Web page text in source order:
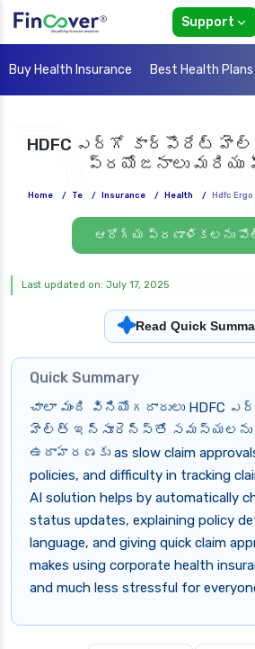
Support
Buy Health Insurance Best Health
HDFC ఎర్గో కార్పొరేట్
ప్రయోజనాలు మరియు
Home / Te / Insurance / Health / Hdfc
ఆరోగ్య ప్రణాళికలను
Last updated on: July 17, 2025
✦Read Quick
Quick Summary
చాలా మంది వినియోగదారులు HDFC
హెల్త్ ఇన్సూరెన్స్‌తో సమస్యలను
ఉదాహరణకు as slow claim
policies, and difficulty in tracking
AI solution helps by automatically
status updates, explaining policy
language, and giving quick claim
makes using corporate health
and much less stressful for